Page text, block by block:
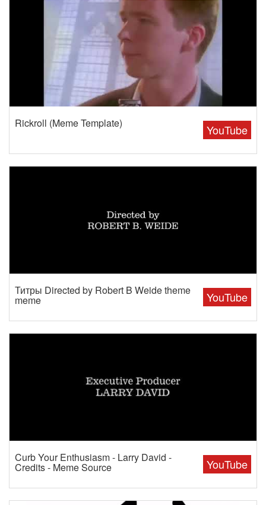
YouTube
Rickroll (Meme Template)
YouTube
Титры Directed by Robert B Weide theme
meme
YouTube
Curb Your Enthusiasm - Larry David -
Credits - Meme Source